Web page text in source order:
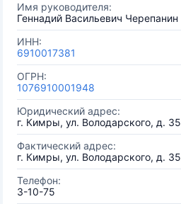
Имя руководителя:
Геннадий Васильевич Черепанин
ИНН:
6910017381
ОГРН:
1076910001948
Юридический адрес:
г. Кимры, ул. Володарского, д. 35
Фактический адрес:
г. Кимры, ул. Володарского, д. 35
Телефон:
3-10-75